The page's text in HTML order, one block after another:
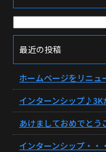
最近の投稿
ホームページをリニュ
インターンシップ♪3K
あけましておめでと
インターンシップ・・